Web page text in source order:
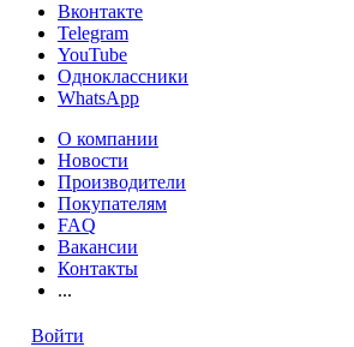
Вконтакте
Telegram
YouTube
Одноклассники
WhatsApp
О компании
Новости
Производители
Покупателям
FAQ
Вакансии
Контакты
...
Войти